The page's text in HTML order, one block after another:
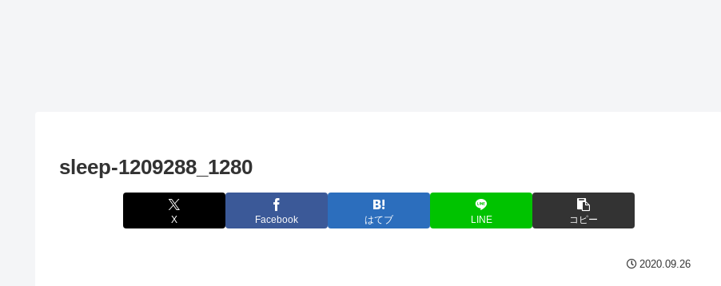
sleep-1209288_1280
X Facebook はてブ LINE コピー
2020.09.26